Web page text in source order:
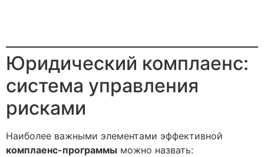
Юридический комплаенс:
система управления
рисками
Наиболее важными элементами эффективной
комплаенс-программы можно назвать: